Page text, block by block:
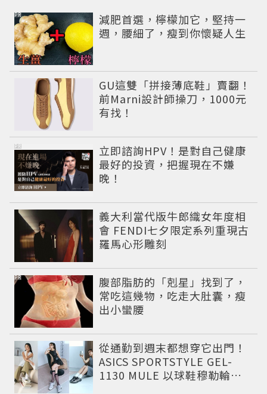
減肥首選，檸檬加它，堅持一
週，腰細了，瘦到你懷疑人生
PR
GU這雙「拼接薄底鞋」賣翻！
前Marni設計師操刀，1000元
有找！
立即諮詢HPV！是對自己健康
最好的投資，把握現在不嫌
晚！
PR
義大利當代版牛郎織女年度相
會 FENDI七夕限定系列重現古
羅馬心形雕刻
腹部脂肪的「剋星」找到了，
常吃這幾物，吃走大肚囊，瘦
出小蠻腰
PR
從通勤到週末都想穿它出門！
ASICS SPORTSTYLE GEL-
1130 MULE 以球鞋穆勒輪廓